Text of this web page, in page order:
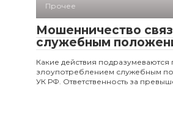
Прочее
Мошенничество
служебным
Какие действия подразумеваются
злоупотреблением служебным
УК РФ. Ответственность за